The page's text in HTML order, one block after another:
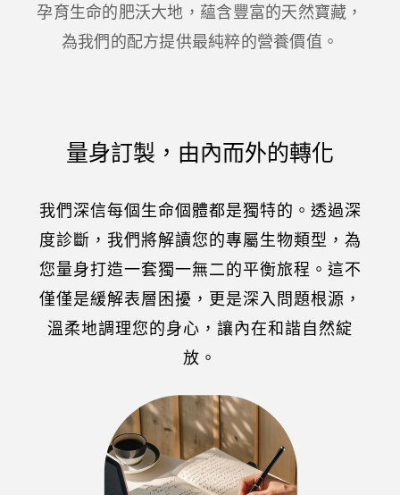
孕育⽣命的肥沃⼤地，蘊含豐富的天然寶藏，
為我們的配⽅提供最純粹的營養價值。
量身訂製，由內而外的轉化
我們深信每個生命個體都是獨特的。透過深
度診斷，我們將解讀您的專屬生物類型，為
您量身打造一套獨一無二的平衡旅程。這不
僅僅是緩解表層困擾，更是深入問題根源，
溫柔地調理您的身心，讓內在和諧自然綻
放。